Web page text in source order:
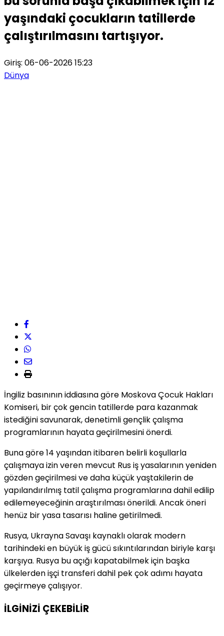
yaşındaki çocukların tatillerde
çalıştırılmasını tartışıyor.
Giriş: 06-06-2026 15:23
Dünya
İngiliz basınının iddiasına göre Moskova Çocuk Hakları
Komiseri, bir çok gencin tatillerde para kazanmak
istediğini savunarak, denetimli gençlik çalışma
programlarının hayata geçirilmesini önerdi.
Buna göre 14 yaşından itibaren belirli koşullarla
çalışmaya izin veren mevcut Rus iş yasalarının yeniden
gözden geçirilmesi ve daha küçük yaştakilerin de
yapılandırılmış tatil çalışma programlarına dahil edilip
edilemeyeceğinin araştırılması önerildi. Ancak öneri
henüz bir yasa tasarısı haline getirilmedi.
Rusya, Ukrayna Savaşı kaynaklı olarak modern
tarihindeki en büyük iş gücü sıkıntılarından biriyle karşı
karşıya. Rusya bu açığı kapatabilmek için başka
ülkelerden işçi transferi dahil pek çok adımı hayata
geçirmeye çalışıyor.
İLGİNİZİ ÇEKEBİLİR